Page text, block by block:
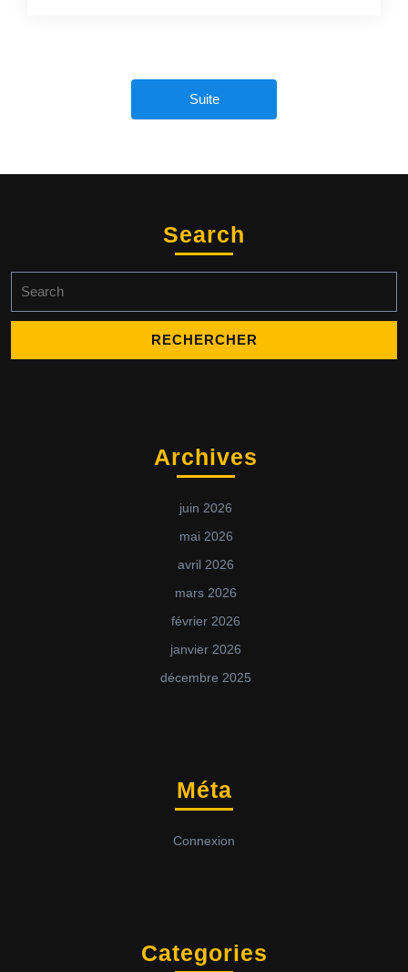
Suite
Search
Archives
juin 2026
mai 2026
avril 2026
mars 2026
février 2026
janvier 2026
décembre 2025
Méta
Connexion
Categories